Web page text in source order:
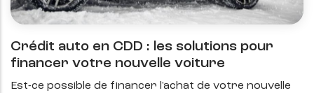
Crédit auto en CDD : les solutions pour
financer votre nouvelle voiture
Est-ce possible de financer l'achat de votre nouvelle